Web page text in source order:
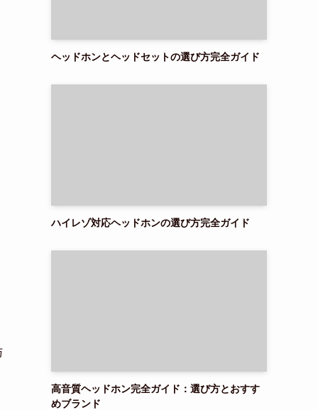
ヘッドホンとヘッドセットの選び方完全ガイド
ハイレゾ対応ヘッドホンの選び方完全ガイド
高音質ヘッドホン完全ガイド：選び方とおすす
めブランド